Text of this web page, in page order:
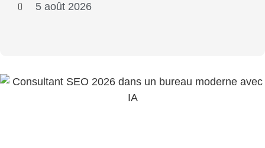
5 août 2026